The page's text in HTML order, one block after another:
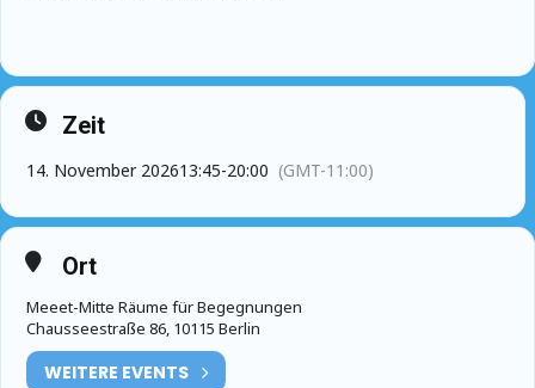
Zeit
14. November 202613:45-20:00 (GMT-11:00)
Ort
Meeet-Mitte Räume für Begegnungen
Chausseestraße 86, 10115 Berlin
WEITERE EVENTS